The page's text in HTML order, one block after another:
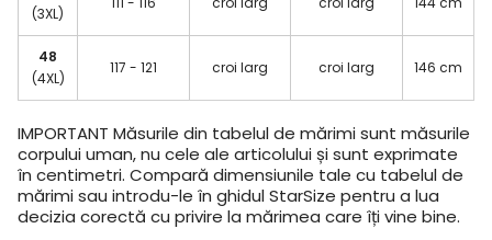
(3XL)
48
(4XL)
117 - 121 croi larg croi larg 146 cm
IMPORTANT Măsurile din tabelul de mărimi sunt măsurile
corpului uman, nu cele ale articolului și sunt exprimate
în centimetri. Compară dimensiunile tale cu tabelul de
mărimi sau introdu-le în ghidul StarSize pentru a lua
decizia corectă cu privire la mărimea care îți vine bine.